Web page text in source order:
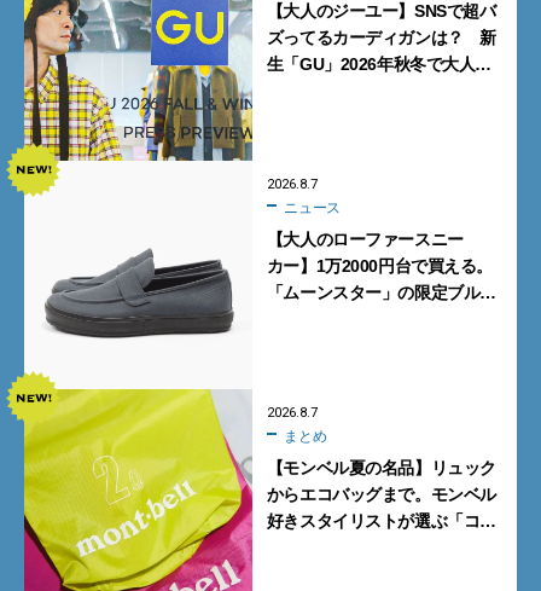
【大人のジーユー】SNSで超バ
ズってるカーディガンは？ 新
生「GU」2026年秋冬で大人メ
2026.8.7
ニュース
【大人のローファースニー
カー】1万2000円台で買える。
「ムーンスター」の限定ブルー
2026.8.7
まとめ
【モンベル夏の名品】リュック
からエコバッグまで。モンベル
好きスタイリストが選ぶ「コス